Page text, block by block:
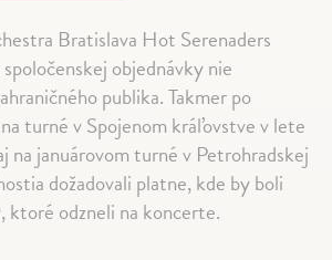
Bratislava Hot Serenaders
objednávky nie
publika. Takmer po
turné v Spojenom kráľovstve v lete
na januárovom turné v Petrohradskej
dožadovali platne, kde by boli
ktoré odzneli na koncerte.